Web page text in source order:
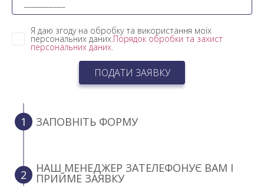
Я даю згоду на обробку та використання моїх
персональних даних. Порядок обробки та захист
персональних даних.
ПОДАТИ ЗАЯВКУ
1
2
ЗАПОВНІТЬ ФОРМУ
НАШ МЕНЕДЖЕР ЗАТЕЛЕФОНУЄ ВАМ І
ПРИЙМЕ ЗАЯВКУ